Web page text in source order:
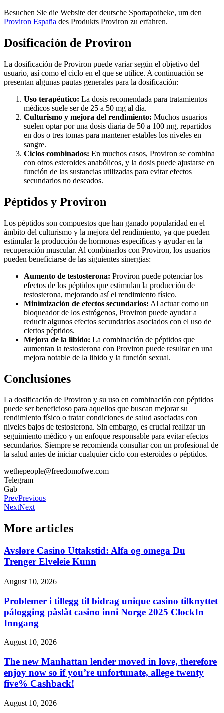
Besuchen Sie die Website der deutsche Sportapotheke, um den
Proviron España des Produkts Proviron zu erfahren.
Dosificación de Proviron
La dosificación de Proviron puede variar según el objetivo del
usuario, así como el ciclo en el que se utilice. A continuación se
presentan algunas pautas generales para la dosificación:
Uso terapéutico: La dosis recomendada para tratamientos
médicos suele ser de 25 a 50 mg al día.
Culturismo y mejora del rendimiento: Muchos usuarios
suelen optar por una dosis diaria de 50 a 100 mg, repartidos
en dos o tres tomas para mantener estables los niveles en
sangre.
Ciclos combinados: En muchos casos, Proviron se combina
con otros esteroides anabólicos, y la dosis puede ajustarse en
función de las sustancias utilizadas para evitar efectos
secundarios no deseados.
Péptidos y Proviron
Los péptidos son compuestos que han ganado popularidad en el
ámbito del culturismo y la mejora del rendimiento, ya que pueden
estimular la producción de hormonas específicas y ayudar en la
recuperación muscular. Al combinarlos con Proviron, los usuarios
pueden beneficiarse de las siguientes sinergias:
Aumento de testosterona: Proviron puede potenciar los
efectos de los péptidos que estimulan la producción de
testosterona, mejorando así el rendimiento físico.
Minimización de efectos secundarios: Al actuar como un
bloqueador de los estrógenos, Proviron puede ayudar a
reducir algunos efectos secundarios asociados con el uso de
ciertos péptidos.
Mejora de la libido: La combinación de péptidos que
aumentan la testosterona con Proviron puede resultar en una
mejora notable de la libido y la función sexual.
Conclusiones
La dosificación de Proviron y su uso en combinación con péptidos
puede ser beneficioso para aquellos que buscan mejorar su
rendimiento físico o tratar condiciones de salud asociadas con
niveles bajos de testosterona. Sin embargo, es crucial realizar un
seguimiento médico y un enfoque responsable para evitar efectos
secundarios. Siempre se recomienda consultar con un profesional de
la salud antes de iniciar cualquier ciclo con esteroides o péptidos.
wethepeople@freedomofwe.com
Telegram
Gab
PrevPrevious
NextNext
More articles
Avsløre Casino Uttakstid: Alfa og omega Du
Trenger Elveleie Kunn
August 10, 2026
Problemer i tillegg til bidrag unique casino tilknyttet
pålogging påslåt casino inni Norge 2025 ClockIn
Inngang
August 10, 2026
The new Manhattan lender moved in love, therefore
enjoy now so if you’re unfortunate, allege twenty
five% Cashback!
August 10, 2026